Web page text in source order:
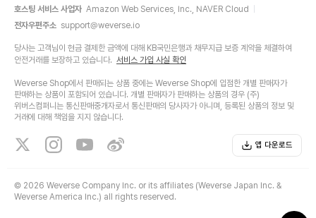
호스팅 서비스 사업자 Amazon Web Services, Inc., NAVER Cloud
전자우편주소 support@weverse.io
당사는 고객님이 현금 결제한 금액에 대해 KB국민은행과 채무지급 보증 계약을 체결하여
안전거래를 보장하고 있습니다. 서비스 가입 사실 확인
Weverse Shop에서 판매되는 상품 중에는 Weverse Shop에 입점한 개별 판매자가
판매하는 상품이 포함되어 있습니다. 개별 판매자가 판매하는 상품의 경우 (주)
위버스컴퍼니는 통신판매중개자로서 통신판매의 당사자가 아니며, 등록된 상품의 정보 및
거래에 대해 책임을 지지 않습니다.
앱 다운로드
© 2026 Weverse Company Inc. or its affiliates (Weverse Japan Inc. &
Weverse America Inc.) all rights reserved.